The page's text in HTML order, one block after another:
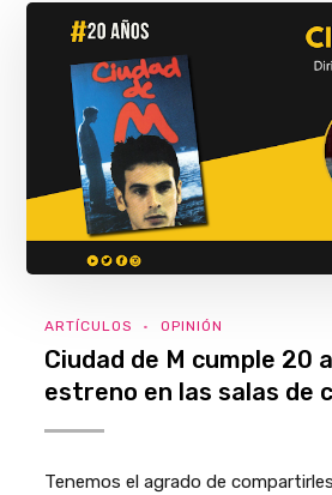
ARTÍCULOS OPINIÓN
Ciudad de M cumple 20
estreno en las salas de
Tenemos el agrado de